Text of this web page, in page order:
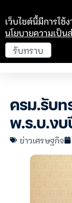
ครม.รับท
พ.ร.บ.งบ
ข่าวเศรษฐกิจ
เว็บไซต์นี้มีการใช้
นโยบายความเป็น
รับทราบ